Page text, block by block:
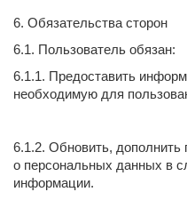
6. Обязательства сторон
6.1. Пользователь обязан:
6.1.1. Предоставить
необходимую для
6.1.2. Обновить,
о персональных данных в
информации.